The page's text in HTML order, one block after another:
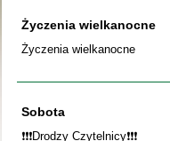
Życzenia wielkanocne
Życzenia wielkanocne
Sobota
❗️❗️❗️Drodzy Czytelnicy❗️❗️❗️